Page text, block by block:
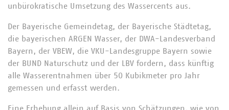
unbürokratische Umsetzung des Wassercents aus.
Der Bayerische Gemeindetag, der Bayerische Städtetag,
die bayerischen ARGEN Wasser, der DWA-Landesverband
Bayern, der VBEW, die VKU-Landesgruppe Bayern sowie
der BUND Naturschutz und der LBV fordern, dass künftig
alle Wasserentnahmen über 50 Kubikmeter pro Jahr
gemessen und erfasst werden.